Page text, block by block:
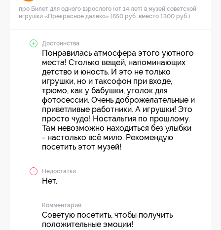
про Билет для одного взрослого (от 14 лет) в музей советской
игрушки «Прекрасное далёко» (650 руб. вместо 1300 руб.)
Достоинства
Понравилась атмосфера этого уютного
места! Столько вещей, напоминающих
детство и юность. И это не только
игрушки, но и таксофон при входе,
трюмо, как у бабушки, уголок для
фотосессии. Очень доброжелательные и
приветливые работники. А игрушки! Это
просто чудо! Ностальгия по прошлому.
Там невозможно находиться без улыбки
- настолько всё мило. Рекомендую
посетить этот музей!
Недостатки
Нет.
Комментарий
Советую посетить, чтобы получить
положительные эмоции!